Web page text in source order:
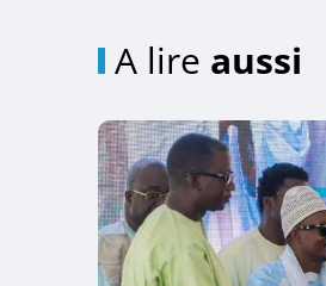
A lire aussi